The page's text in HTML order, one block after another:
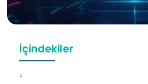
İçindekiler